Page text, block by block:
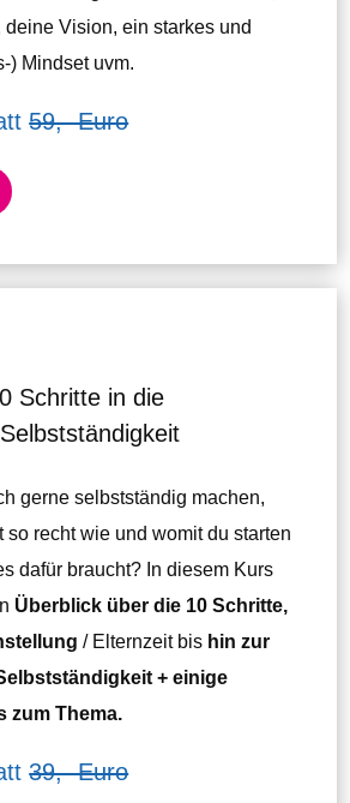
Vision, ein starkes und
) Mindset uvm.
59,- Euro
Schritte in die
gerne selbstständig machen,
so recht wie und womit du starten
dafür braucht? In diesem Kurs
Überblick über die 10 Schritte,
/ Elternzeit bis hin zur
+ einige
zum Thema.
39,- Euro